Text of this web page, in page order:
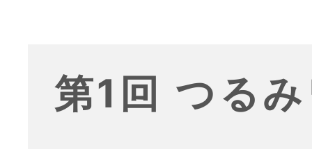
第1回 つる